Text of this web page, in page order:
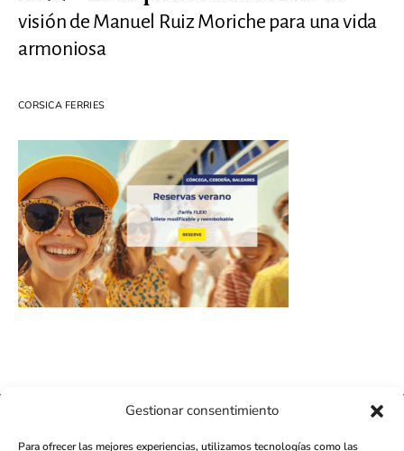
Gestionar consentimiento
Para ofrecer las mejores experiencias, utilizamos tecnologías como las
visión de Manuel Ruiz Moriche para una vida
armoniosa
CORSICA FERRIES
411K 13K